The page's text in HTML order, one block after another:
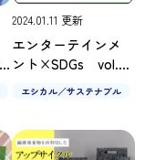
2024.01.11 更新
エンターテインメ
ント×SDGs vol.2
SDGsを“楽しく学
エシカル／サステナブル